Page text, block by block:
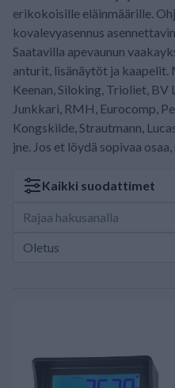
erikokoisille eläinmäärille.
kovalevyasennus
Saatavilla apevaunun
anturit, lisänäytöt ja kaapelit.
Keenan, Siloking, Trioliet, BV
Junkkari, RMH, Eurocomp,
Kongskilde, Strautmann,
jne. Jos et löydä sopivaa
Kaikki suodattimet